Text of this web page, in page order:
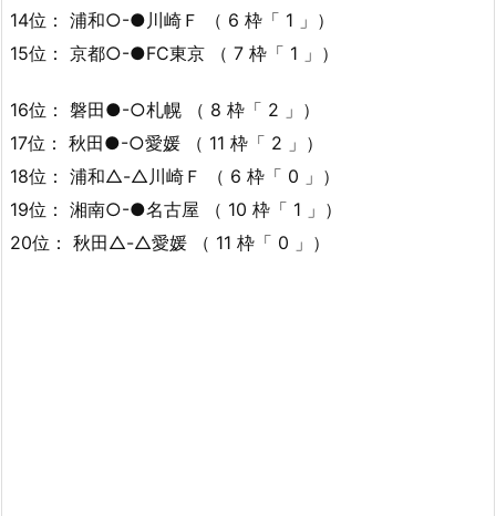
14位： 浦和○-●川崎Ｆ （ 6 枠「 1 」）
15位： 京都○-●FC東京 （ 7 枠「 1 」）
16位： 磐田●-○札幌 （ 8 枠「 2 」）
17位： 秋田●-○愛媛 （ 11 枠「 2 」）
18位： 浦和△-△川崎Ｆ （ 6 枠「 0 」）
19位： 湘南○-●名古屋 （ 10 枠「 1 」）
20位： 秋田△-△愛媛 （ 11 枠「 0 」）